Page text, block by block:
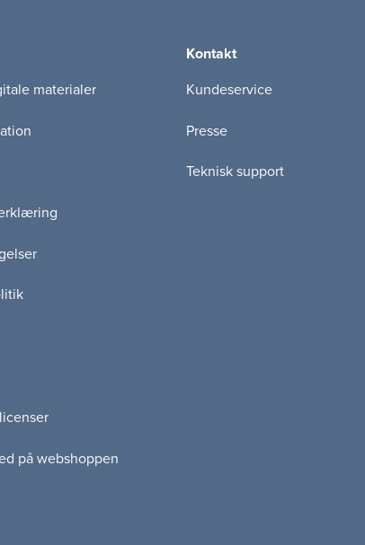
materialer
på webshoppen
Kontakt
Kundeservice
Presse
Teknisk support